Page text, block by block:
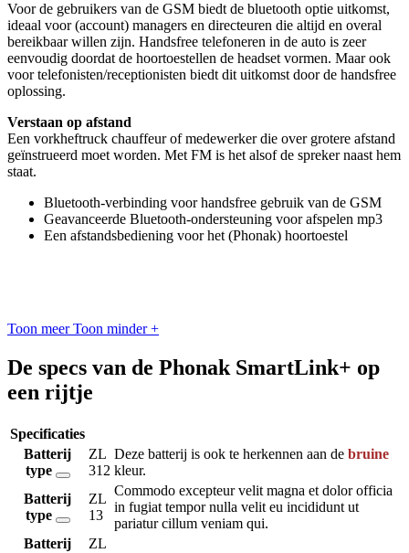
Voor de gebruikers van de GSM biedt de bluetooth optie uitkomst,
ideaal voor (account) managers en directeuren die altijd en overal
bereikbaar willen zijn. Handsfree telefoneren in de auto is zeer
eenvoudig doordat de hoortoestellen de headset vormen. Maar ook
voor telefonisten/receptionisten biedt dit uitkomst door de handsfree
oplossing.
Verstaan op afstand
Een vorkheftruck chauffeur of medewerker die over grotere afstand
geïnstrueerd moet worden. Met FM is het alsof de spreker naast hem
staat.
Bluetooth-verbinding voor handsfree gebruik van de GSM
Geavanceerde Bluetooth-ondersteuning voor afspelen mp3
Een afstandsbediening voor het (Phonak) hoortoestel
Toon meer Toon minder +
De specs van de Phonak SmartLink+ op
een rijtje
Specificaties
Batterij
type
ZL
312
Deze batterij is ook te herkennen aan de bruine
kleur.
Batterij
type
ZL
13
Commodo excepteur velit magna et dolor officia
in fugiat tempor nulla velit eu incididunt ut
pariatur cillum veniam qui.
Batterij
ZL